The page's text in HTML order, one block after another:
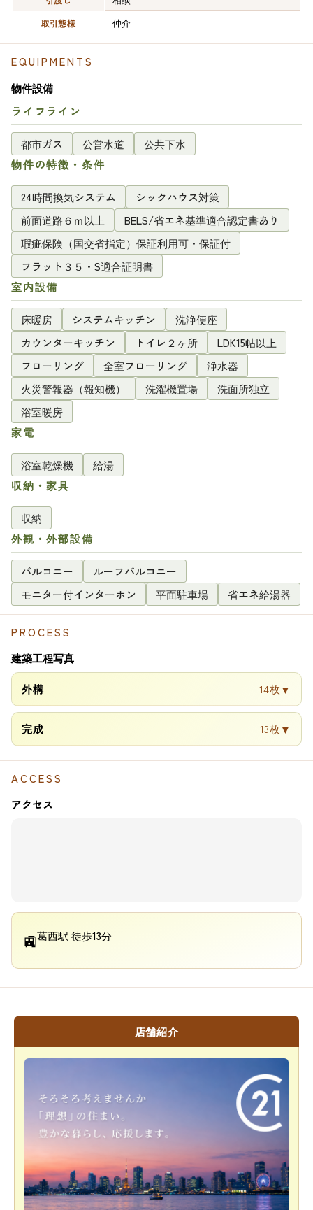
取引態様 仲介
EQUIPMENTS
物件設備
ライフライン
都市ガス 公営水道
公共下水
物件の特徴・条件
24時間換気システム
シックハウス対策
前面道路６ｍ以上
BELS/省エネ基準適合認定書あり
瑕疵保険（国交省指定）保証利用可・保証付
フラット３５・S適合証明書
室内設備
床暖房 システムキッチン
洗浄便座
カウンターキッチン
トイレ２ヶ所
LDK15帖以上
フローリング
全室フローリング
浄水器
火災警報器（報知機）
洗濯機置場
洗面所独立
浴室暖房
家電
浴室乾燥機
給湯
収納・家具
収納
外観・外部設備
バルコニー
ルーフバルコニー
モニター付インターホン
平面駐車場 省エネ給湯器
PROCESS
建築工程写真
外構 14枚▼
完成 13枚▼
ACCESS
アクセス
🚉葛西駅 徒歩13分
店舗紹介